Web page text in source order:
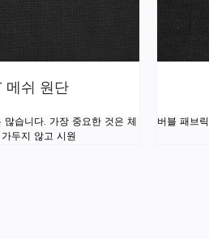
메쉬 원단
습니다. 가장 중요한 것은 체
두지 않고 시원
버블 패브